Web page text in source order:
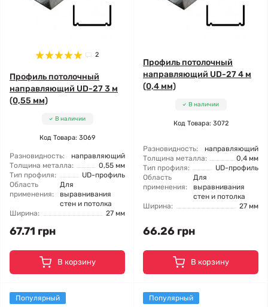
2
Профиль потолочный
направляющий UD-27 3 м
(0,55 мм)
В наличии
Код Товара: 3069
Разновидность:
направляющий
Толщина металла:
0,55 мм
Тип профиля:
UD-профиль
Область
применения:
Для
выравнивания
стен и потолка
Ширина:
27 мм
67.71 грн
В корзину
Профиль потолочный
направляющий UD-27 4 м
(0,4 мм)
В наличии
Код Товара: 3072
Разновидность:
направляющий
Толщина металла:
0,4 мм
Тип профиля:
UD-профиль
Область
применения:
Для
выравнивания
стен и потолка
Ширина:
27 мм
66.26 грн
В корзину
Популярный Популярный